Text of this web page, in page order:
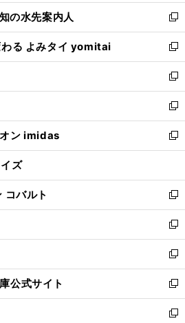
く
ン
ド
ウ
で
開
く
ウ
ィ
ン
ド
ウ
で
開
く
し
い
ウ
ィ
ン
ド
ウ
で
開
く
の水先案内人
新
し
い
ウ
ィ
ン
ド
ウ
で
開
る よみタイ yomitai
新
し
い
ウ
ィ
ン
ド
ウ
開
く
新
し
い
ウ
ィ
ン
ウ
で
開
く
新
し
い
ウ
ン
ド
ウ
で
開
く
ン imidas
新
し
ウ
ィ
ン
ド
ウ
で
開
く
ズ
バルト
新
し
い
ウ
ィ
ン
ド
ウ
で
新
し
い
ウ
ィ
ン
ド
新
し
い
ウ
ィ
公式サイト
新
し
い
新